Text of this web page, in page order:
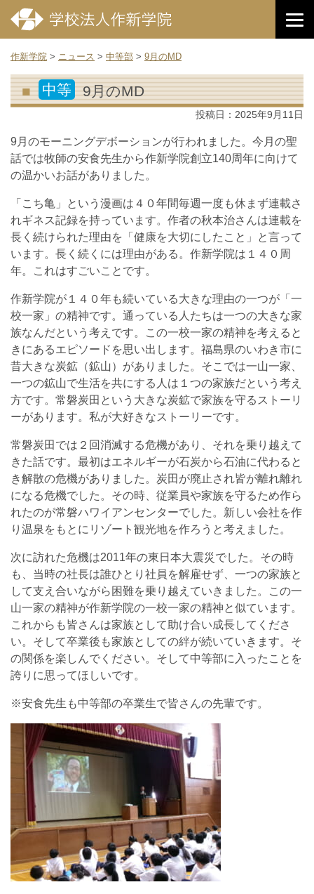
作新学院 > ニュース > 中等部 > 9月のMD
中等 9月のMD
投稿日： 2025年9月11日
9月のモーニングデボーションが行われました。今月の聖
話では牧師の安食先生から作新学院創立140周年に向けて
の温かいお話がありました。
「こち亀」という漫画は４０年間毎週一度も休まず連載さ
れギネス記録を持っています。作者の秋本治さんは連載を
長く続けられた理由を「健康を大切にしたこと」と言って
います。長く続くには理由がある。作新学院は１４０周
年。これはすごいことです。
作新学院が１４０年も続いている大きな理由の一つが「一
校一家」の精神です。通っている人たちは一つの大きな家
族なんだという考えです。この一校一家の精神を考えると
きにあるエピソードを思い出します。福島県のいわき市に
昔大きな炭鉱（鉱山）がありました。そこでは一山一家、
一つの鉱山で生活を共にする人は１つの家族だという考え
方です。常磐炭田という大きな炭鉱で家族を守るストーリ
ーがあります。私が大好きなストーリーです。
常磐炭田では２回消滅する危機があり、それを乗り越えて
きた話です。最初はエネルギーが石炭から石油に代わると
き解散の危機がありました。炭田が廃止され皆が離れ離れ
になる危機でした。その時、従業員や家族を守るため作ら
れたのが常磐ハワイアンセンターでした。新しい会社を作
り温泉をもとにリゾート観光地を作ろうと考えました。
次に訪れた危機は2011年の東日本大震災でした。その時
も、当時の社長は誰ひとり社員を解雇せず、一つの家族と
して支え合いながら困難を乗り越えていきました。この一
山一家の精神が作新学院の一校一家の精神と似ています。
これからも皆さんは家族として助け合い成長してくださ
い。そして卒業後も家族としての絆が続いていきます。そ
の関係を楽しんでください。そして中等部に入ったことを
誇りに思ってほしいです。
※安食先生も中等部の卒業生で皆さんの先輩です。